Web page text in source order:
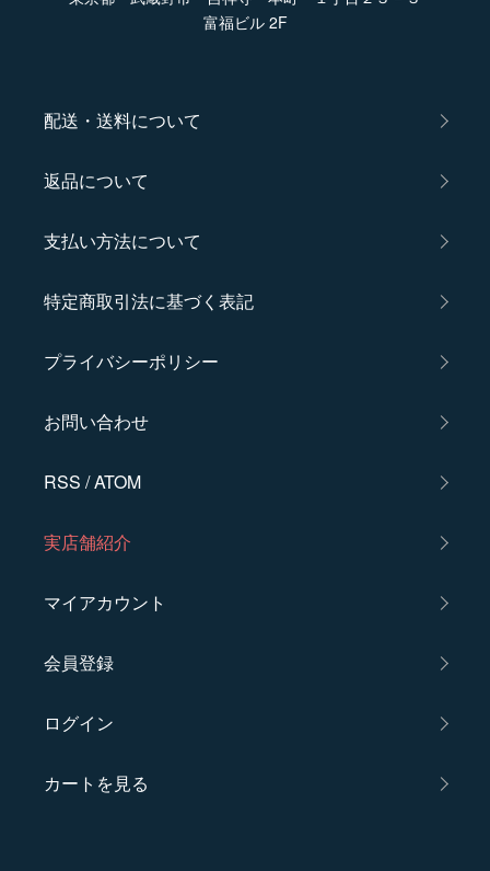
富福ビル 2F
配送・送料について
返品について
支払い方法について
特定商取引法に基づく表記
プライバシーポリシー
お問い合わせ
RSS /ATOM
実店舗紹介
マイアカウント
会員登録
ログイン
カートを見る